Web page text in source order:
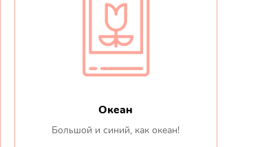
Океан
Большой и синий, как океан!